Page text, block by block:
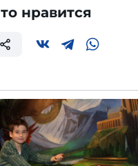
нравится